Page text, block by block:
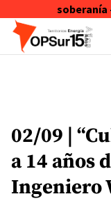
soberanía
Skip to content
02/09 |
a 14 años
Ingeniero